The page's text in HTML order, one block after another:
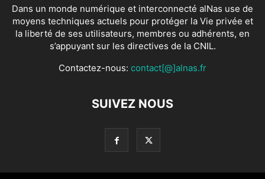
Dans un monde numérique et interconnecté alNas use de
moyens techniques actuels pour protéger la Vie privée et
la liberté de ses utilisateurs, membres ou adhérents, en
s’appuyant sur les directives de la CNIL.
Contactez-nous: contact[@]alnas.fr
SUIVEZ NOUS